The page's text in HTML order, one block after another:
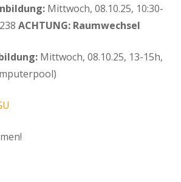
Mittwoch, 08.10.25, 10:30-
ACHTUNG: Raumwechsel
Mittwoch, 08.10.25, 13-15h,